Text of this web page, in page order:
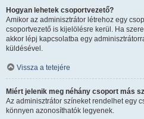
Hogyan lehetek csoportvezető?
Amikor az adminisztrátor létrehoz egy
csoportvezető is kijelölésre kerül. Ha
akkor lépj kapcsolatba egy
küldésével.
Vissza a tetejére
Miért jelenik meg néhány csoport más
Az adminisztrátor színeket rendelhet egy
könnyen azonosíthatók legyenek.